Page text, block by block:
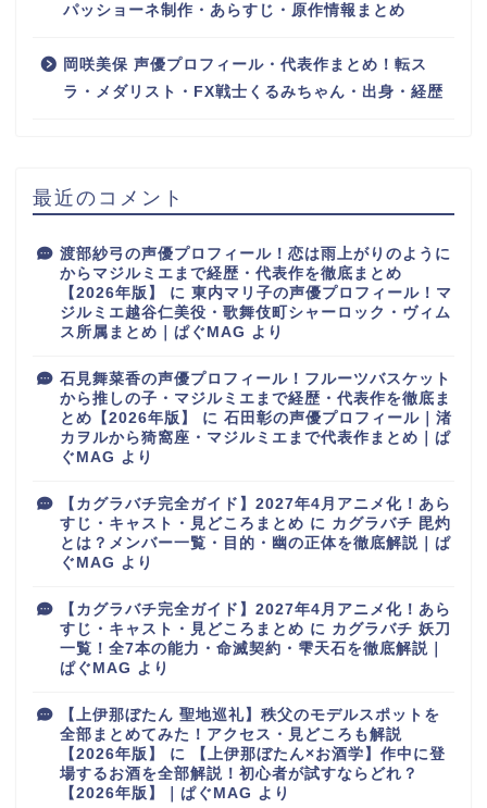
パッショーネ制作・あらすじ・原作情報まとめ
岡咲美保 声優プロフィール・代表作まとめ！転ス
ラ・メダリスト・FX戦士くるみちゃん・出身・経歴
最近のコメント
渡部紗弓の声優プロフィール！恋は雨上がりのように
からマジルミエまで経歴・代表作を徹底まとめ
【2026年版】
に 東内マリ子の声優プロフィール！マ
ジルミエ越谷仁美役・歌舞伎町シャーロック・ヴィム
ス所属まとめ｜ぱぐMAG より
石見舞菜香の声優プロフィール！フルーツバスケット
から推しの子・マジルミエまで経歴・代表作を徹底ま
とめ【2026年版】
に 石田彰の声優プロフィール｜渚
カヲルから猗窩座・マジルミエまで代表作まとめ｜ぱ
ぐMAG より
【カグラバチ完全ガイド】2027年4月アニメ化！あら
すじ・キャスト・見どころまとめ に カグラバチ 毘灼
とは？メンバー一覧・目的・幽の正体を徹底解説｜ぱ
ぐMAG より
【カグラバチ完全ガイド】2027年4月アニメ化！あら
すじ・キャスト・見どころまとめ に カグラバチ 妖刀
一覧！全7本の能力・命滅契約・雫天石を徹底解説｜
ぱぐMAG より
【上伊那ぼたん 聖地巡礼】秩父のモデルスポットを
全部まとめてみた！アクセス・見どころも解説
【2026年版】
に
【上伊那ぼたん×お酒学】作中に登
場するお酒を全部解説！初心者が試すならどれ？
【2026年版】｜ぱぐMAG より